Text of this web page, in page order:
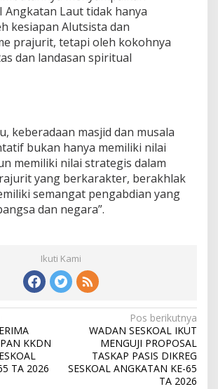
Angkatan Laut tidak hanya
kesiapan Alutsista dan
prajurit, tetapi oleh kokohnya
dan landasan spiritual
keberadaan masjid dan musala
bukan hanya memiliki nilai
memiliki nilai strategis dalam
yang berkarakter, berakhlak
semangat pengabdian yang
dan negara”.
Ikuti Kami
KKDN
TA 2026
Pos berikutnya
WADAN SESKOAL IKUT
MENGUJI PROPOSAL
TASKAP PASIS DIKREG
SESKOAL ANGKATAN KE-65
TA 2026